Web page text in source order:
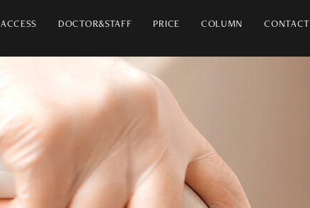
ACCESS DOCTOR&STAFF PRICE COLUMN CONTACT